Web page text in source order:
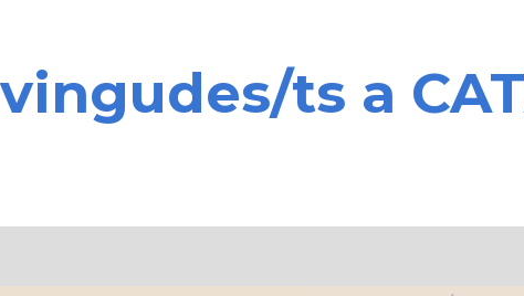
ts a